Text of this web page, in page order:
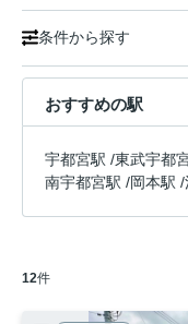
条件から探す
おすすめの駅
宇都宮駅 /東武宇都
南宇都宮駅 /岡本駅 /
12件